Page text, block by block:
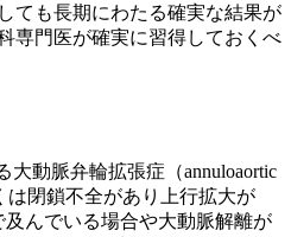
ても長期にわたる確実な結果が
専門医が確実に習得しておくべ
大動脈弁輪拡張症（annuloaortic
は閉鎖不全があり上行拡大が
及んでいる場合や大動脈解離が